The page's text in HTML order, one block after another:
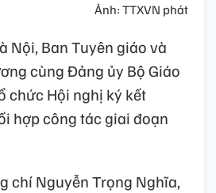
Ảnh: TTXVN phát
Nội, Ban Tuyên giáo và
cùng Đảng ủy Bộ Giáo
chức Hội nghị ký kết
hợp công tác giai đoạn
chí Nguyễn Trọng Nghĩa,